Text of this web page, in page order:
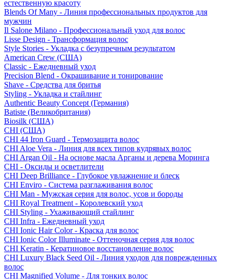
естественную красоту
Blends Of Many - Линия профессиональных продуктов для
мужчин
Il Salone Milano - Профессиональный уход для волос
Lisse Design - Трансформация волос
Style Stories - Укладка с безупречным результатом
American Crew (США)
Classic - Ежедневный уход
Precision Blend - Окрашивание и тонирование
Shave - Средства для бритья
Styling - Укладка и стайлинг
Authentic Beauty Concept (Германия)
Batiste (Великобритания)
Biosilk (США)
CHI (США)
CHI 44 Iron Guard - Термозащита волос
CHI Aloe Vera - Линия для всех типов кудрявых волос
CHI Argan Oil - На основе масла Арганы и дерева Моринга
CHI - Оксиды и осветлители
CHI Deep Brilliance - Глубокое увлажнение и блеск
CHI Enviro - Система разглаживания волос
CHI Man - Мужская серия для волос, усов и бороды
CHI Royal Treatment - Королевский уход
CHI Styling - Ухаживающий стайлинг
CHI Infra - Ежедневный уход
CHI Ionic Hair Color - Краска для волос
CHI Ionic Color Illuminate - Оттеночная серия для волос
CHI Keratin - Кератиновое восстановление волос
CHI Luxury Black Seed Oil - Линия уходов для поврежденных
волос
CHI Magnified Volume - Для тонких волос